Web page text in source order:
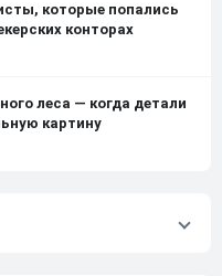
которые попались
конторах
леса — когда детали
картину